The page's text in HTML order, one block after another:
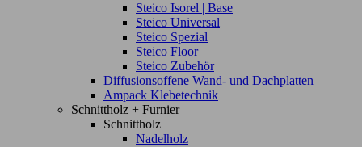
Steico Isorel | Base
Steico Universal
Steico Spezial
Steico Floor
Steico Zubehör
Diffusionsoffene Wand- und Dachplatten
Ampack Klebetechnik
Schnittholz + Furnier
Schnittholz
Nadelholz